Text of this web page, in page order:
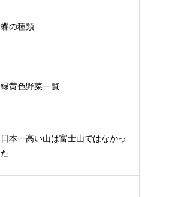
蝶の種類
緑黄色野菜一覧
日本一高い山は富士山ではなかっ
た